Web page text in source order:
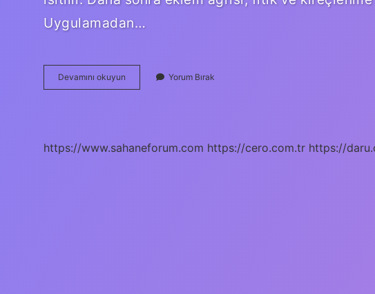
Uygulamadan…
Devamını okuyun
Banyosu
Yorum Bırak
https://www.sahaneforum.com https://cero.com.tr https://